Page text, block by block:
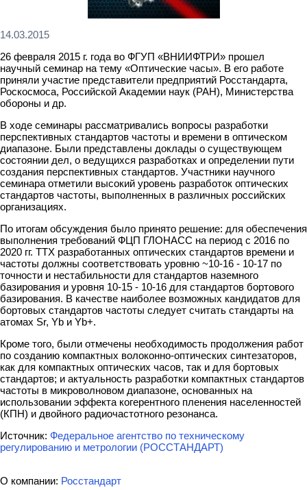
14.03.2015
26 февраля 2015 г. года во ФГУП «ВНИИФТРИ» прошел
научный семинар на тему «Оптические часы». В его работе
приняли участие представители предприятий Росстандарта,
Роскосмоса, Российской Академии наук (РАН), Министерства
обороны и др.
В ходе семинары рассматривались вопросы разработки
перспективных стандартов частоты и времени в оптическом
диапазоне. Были представлены доклады о существующем
состоянии дел, о ведущихся разработках и определении пути
создания перспективных стандартов. Участники научного
семинара отметили высокий уровень разработок оптических
стандартов частоты, выполненных в различных российских
организациях.
По итогам обсуждения было принято решение: для обеспечения
выполнения требований ФЦП ГЛОНАСС на период с 2016 по
2020 гг. ТТХ разработанных оптических стандартов времени и
частоты должны соответствовать уровню ~10-16 - 10-17 по
точности и нестабильности для стандартов наземного
базирования и уровня 10-15 - 10-16 для стандартов бортового
базирования. В качестве наиболее возможных кандидатов для
бортовых стандартов частоты следует считать стандарты на
атомах Sr, Yb и Yb+.
Кроме того, были отмечены необходимость продолжения работ
по созданию компактных волоконно-оптических синтезаторов,
как для компактных оптических часов, так и для бортовых
стандартов; и актуальность разработки компактных стандартов
частоты в микроволновом диапазоне, основанных на
использовании эффекта когерентного пленения населенностей
(КПН) и двойного радиочастотного резонанса.
Источник: Федеральное агентство по техническому
регулированию и метрологии (РОССТАНДАРТ)
О компании: Росстандарт